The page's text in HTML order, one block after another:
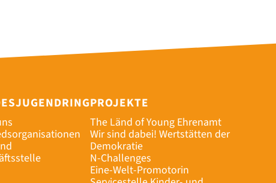
PROJEKTE
The Länd of Young Ehrenamt
Wir sind dabei! Wertstätten der
Demokratie
N-Challenges
Eine-Welt-Promotorin